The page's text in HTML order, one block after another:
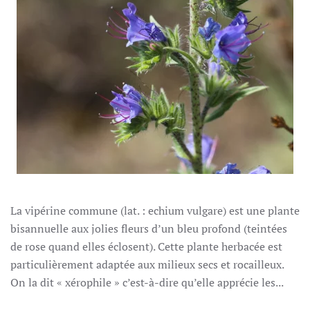
La vipérine commune (lat. : echium vulgare) est une plante
bisannuelle aux jolies fleurs d’un bleu profond (teintées
de rose quand elles éclosent). Cette plante herbacée est
particulièrement adaptée aux milieux secs et rocailleux.
On la dit « xérophile » c’est-à-dire qu’elle apprécie les...